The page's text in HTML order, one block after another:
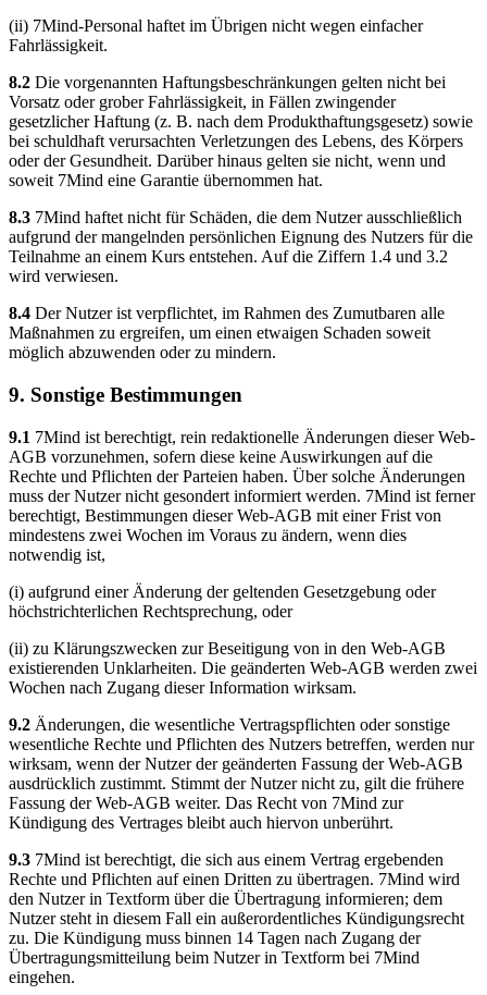
(ii) 7Mind-Personal haftet im Übrigen nicht wegen einfacher
Fahrlässigkeit.
8.2 Die vorgenannten Haftungsbeschränkungen gelten nicht bei
Vorsatz oder grober Fahrlässigkeit, in Fällen zwingender
gesetzlicher Haftung (z. B. nach dem Produkthaftungsgesetz) sowie
bei schuldhaft verursachten Verletzungen des Lebens, des Körpers
oder der Gesundheit. Darüber hinaus gelten sie nicht, wenn und
soweit 7Mind eine Garantie übernommen hat.
8.3 7Mind haftet nicht für Schäden, die dem Nutzer ausschließlich
aufgrund der mangelnden persönlichen Eignung des Nutzers für die
Teilnahme an einem Kurs entstehen. Auf die Ziffern 1.4 und 3.2
wird verwiesen.
8.4 Der Nutzer ist verpflichtet, im Rahmen des Zumutbaren alle
Maßnahmen zu ergreifen, um einen etwaigen Schaden soweit
möglich abzuwenden oder zu mindern.
9. Sonstige Bestimmungen
9.1 7Mind ist berechtigt, rein redaktionelle Änderungen dieser Web-
AGB vorzunehmen, sofern diese keine Auswirkungen auf die
Rechte und Pflichten der Parteien haben. Über solche Änderungen
muss der Nutzer nicht gesondert informiert werden. 7Mind ist ferner
berechtigt, Bestimmungen dieser Web-AGB mit einer Frist von
mindestens zwei Wochen im Voraus zu ändern, wenn dies
notwendig ist,
(i) aufgrund einer Änderung der geltenden Gesetzgebung oder
höchstrichterlichen Rechtsprechung, oder
(ii) zu Klärungszwecken zur Beseitigung von in den Web-AGB
existierenden Unklarheiten. Die geänderten Web-AGB werden zwei
Wochen nach Zugang dieser Information wirksam.
9.2 Änderungen, die wesentliche Vertragspflichten oder sonstige
wesentliche Rechte und Pflichten des Nutzers betreffen, werden nur
wirksam, wenn der Nutzer der geänderten Fassung der Web-AGB
ausdrücklich zustimmt. Stimmt der Nutzer nicht zu, gilt die frühere
Fassung der Web-AGB weiter. Das Recht von 7Mind zur
Kündigung des Vertrages bleibt auch hiervon unberührt.
9.3 7Mind ist berechtigt, die sich aus einem Vertrag ergebenden
Rechte und Pflichten auf einen Dritten zu übertragen. 7Mind wird
den Nutzer in Textform über die Übertragung informieren; dem
Nutzer steht in diesem Fall ein außerordentliches Kündigungsrecht
zu. Die Kündigung muss binnen 14 Tagen nach Zugang der
Übertragungsmitteilung beim Nutzer in Textform bei 7Mind
eingehen.